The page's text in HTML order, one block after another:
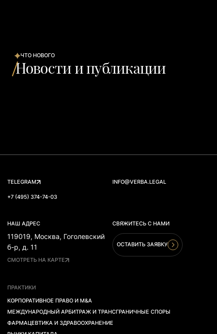
ЧТО НОВОГО
Новости и публикации
TELEGRAM INFO@VERBA.LEGAL
+7 (495) 374-74-03
НАШ АДРЕС
119019, Москва, Гоголевский
б-р, д. 11
СМОТРЕТЬ НА КАРТЕ
СВЯЖИТЕСЬ С НАМИ
ОСТАВИТЬ ЗАЯВКУ
ПРАКТИКИ
КОРПОРАТИВНОЕ ПРАВО И M&A
МЕЖДУНАРОДНЫЙ АРБИТРАЖ И ТРАНСГРАНИЧНЫЕ СПОРЫ
ФАРМАЦЕВТИКА И ЗДРАВООХРАНЕНИЕ